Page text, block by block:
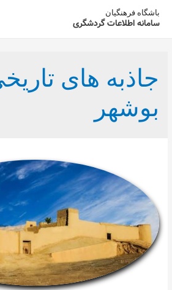
باشگاه فرهنگیان
سامانه اطلاعات گردشگری
جاذبه های
بوشهر